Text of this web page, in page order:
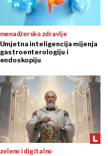
menadžersko zdravlje
Umjetna inteligencija mijenja
gastroenterologiju i
endoskopiju
zeleno i digitalno